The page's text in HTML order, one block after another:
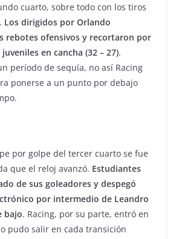
cuarto, sobre todo con los tiros
Los dirigidos por Orlando
rebotes ofensivos y recortaron por
en cancha (32 – 27).
período de sequía, no así Racing
ponerse a un punto por debajo
por golpe del tercer cuarto se fue
que el reloj avanzó. Estudiantes
de sus goleadores y despegó
por intermedio de Leandro
bajo. Racing, por su parte, entró en
pudo salir en cada transición